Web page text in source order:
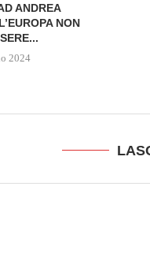
ANDREA
NON
2024